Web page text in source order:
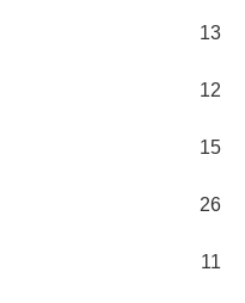
13
12
15
26
11